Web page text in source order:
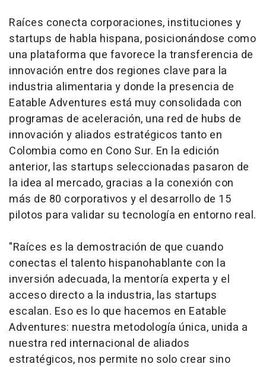
Raíces conecta corporaciones, instituciones y
startups de habla hispana, posicionándose como
una plataforma que favorece la transferencia de
innovación entre dos regiones clave para la
industria alimentaria y donde la presencia de
Eatable Adventures está muy consolidada con
programas de aceleración, una red de hubs de
innovación y aliados estratégicos tanto en
Colombia como en Cono Sur. En la edición
anterior, las startups seleccionadas pasaron de
la idea al mercado, gracias a la conexión con
más de 80 corporativos y el desarrollo de 15
pilotos para validar su tecnología en entorno real.
"Raíces es la demostración de que cuando
conectas el talento hispanohablante con la
inversión adecuada, la mentoría experta y el
acceso directo a la industria, las startups
escalan. Eso es lo que hacemos en Eatable
Adventures: nuestra metodología única, unida a
nuestra red internacional de aliados
estratégicos, nos permite no solo crear sino